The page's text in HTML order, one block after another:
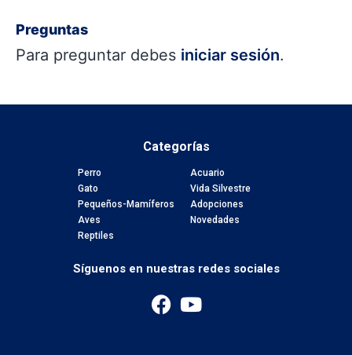
Preguntas
Para preguntar debes iniciar sesión.
Categorías
Perro
Gato
Pequeños-Mamíferos
Aves
Reptiles
Acuario
Vida Silvestre
Adopciones
Novedades
Síguenos en nuestras redes sociales